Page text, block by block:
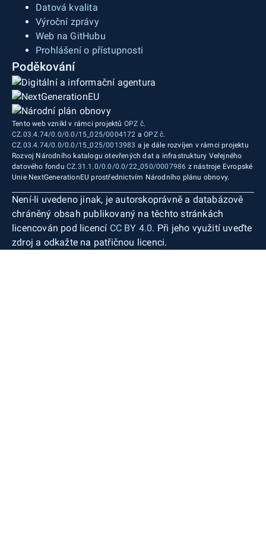
Datová kvalita
Výroční zprávy
Web na GitHubu
Prohlášení o přístupnosti
Poděkování
Tento web vznikl v rámci projektů OPZ č.
CZ.03.4.74/0.0/0.0/15_025/0004172 aOPZ č.
CZ.03.4.74/0.0/0.0/15_025/0013983 a je dále rozvíjen v rámci projektu
Rozvoj Národního katalogu otevřených dat a infrastruktury Veřejného
datového fondu CZ.31.1.0/0.0/0.0/22_050/0007986 z nástroje Evropské
Unie NextGenerationEU prostřednictvím Národního plánu obnovy.
Není-li uvedeno jinak, je autorskoprávně a databázově
chráněný obsah publikovaný na těchto stránkách
licencován pod licencí CC BY 4.0. Při jeho využití uveďte
zdroj a odkažte na patřičnou licenci.